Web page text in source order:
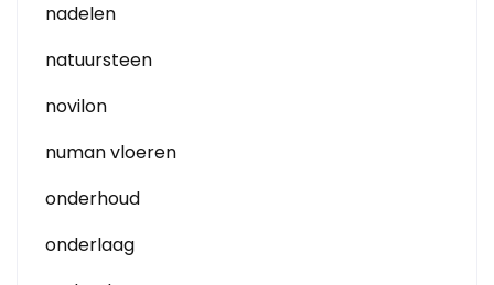
nadelen
natuursteen
novilon
numan vloeren
onderhoud
onderlaag